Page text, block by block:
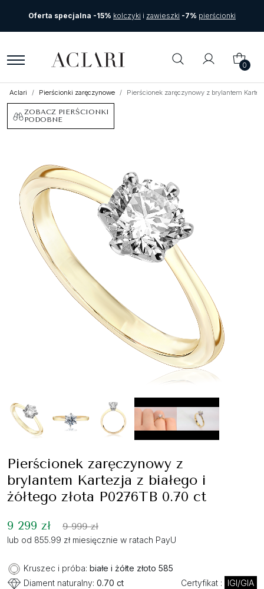
Oferta specjalna -15% kolczyki i zawieszki -7% pierścionki
0
Aclari Pierścionki zaręczynowe Pierścionek zaręczynowy z brylantem
ZOBACZ PIERŚCIONKI
PODOBNE
Pierścionek zaręczynowy z
brylantem Kartezja z białego i
żółtego złota P0276TB 0.70 ct
9 299 zł 9 999 zł
lub od 855.99 zł miesięcznie w ratach PayU
Kruszec i próba: białe i żółte złoto 585
Diament naturalny: 0.70 ct Certyfikat :
IGI/GIA